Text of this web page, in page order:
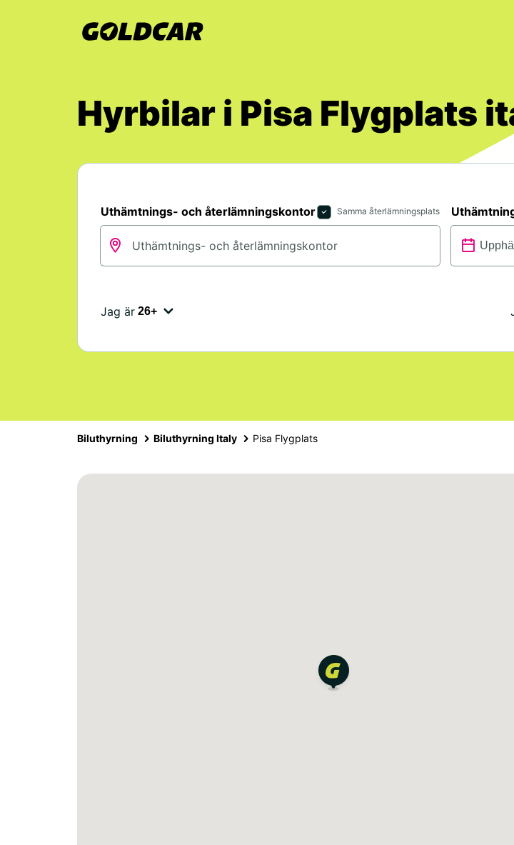
Hyrbilar i Pisa Flygplats
Uthämtnings- och återlämningskontor Samma återlämningsplats
Jag är
Biluthyrning Biluthyrning Italy Pisa Flygplats